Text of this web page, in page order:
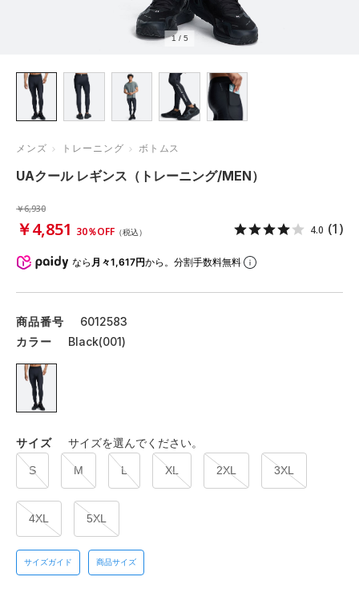
1 / 5
メンズ トレーニング ボトムス
UAクール レギンス（トレーニング/MEN）
￥6,930
￥4,851 30％OFF （税込） 4.0 (1)
なら 月々1,617円から。分割手数料無料
商品番号
6012583
カラー
Black(001)
サイズ サイズを選んでください。
S M L XL 2XL 3XL
4XL 5XL
サイズガイド 商品サイズ